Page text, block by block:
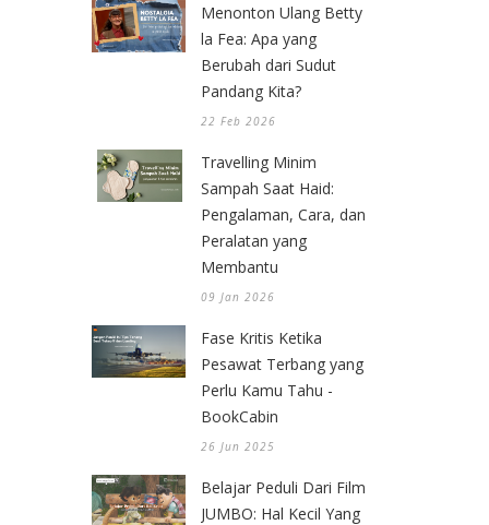
Menonton Ulang Betty
la Fea: Apa yang
Berubah dari Sudut
Pandang Kita?
22 Feb 2026
Travelling Minim
Sampah Saat Haid:
Pengalaman, Cara, dan
Peralatan yang
Membantu
09 Jan 2026
Fase Kritis Ketika
Pesawat Terbang yang
Perlu Kamu Tahu -
BookCabin
26 Jun 2025
Belajar Peduli Dari Film
JUMBO: Hal Kecil Yang